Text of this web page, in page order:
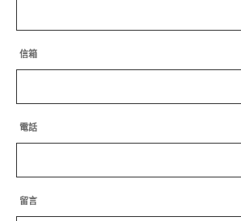
信箱
電話
留言